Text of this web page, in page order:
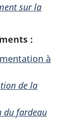
sur la
:
à
de la
du fardeau